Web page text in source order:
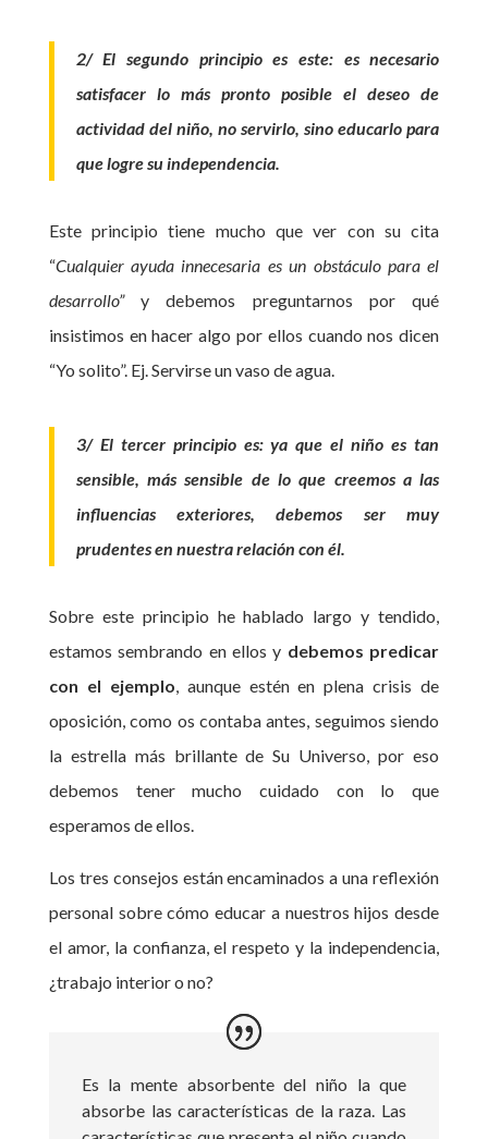
2/ El segundo principio es este: es necesario
satisfacer lo más pronto posible el deseo de
actividad del niño, no servirlo, sino educarlo para
que logre su independencia.
Este principio tiene mucho que ver con su cita
“Cualquier ayuda innecesaria es un obstáculo para el
desarrollo”y debemos preguntarnos por qué
insistimos en hacer algo por ellos cuando nos dicen
“Yo solito”. Ej. Servirse un vaso de agua.
3/ El tercer principio es: ya que el niño es tan
sensible, más sensible de lo que creemos a las
influencias exteriores, debemos ser muy
prudentes en nuestra relación con él.
Sobre este principio he hablado largo y tendido,
estamos sembrando en ellos y debemos predicar
con el ejemplo, aunque estén en plena crisis de
oposición, como os contaba antes, seguimos siendo
la estrella más brillante de Su Universo, por eso
debemos tener mucho cuidado con lo que
esperamos de ellos.
Los tres consejos están encaminados a una reflexión
personal sobre cómo educar a nuestros hijos desde
el amor, la confianza, el respeto y la independencia,
¿trabajo interior o no?
Es la mente absorbente del niño la que
absorbe las características de la raza. Las